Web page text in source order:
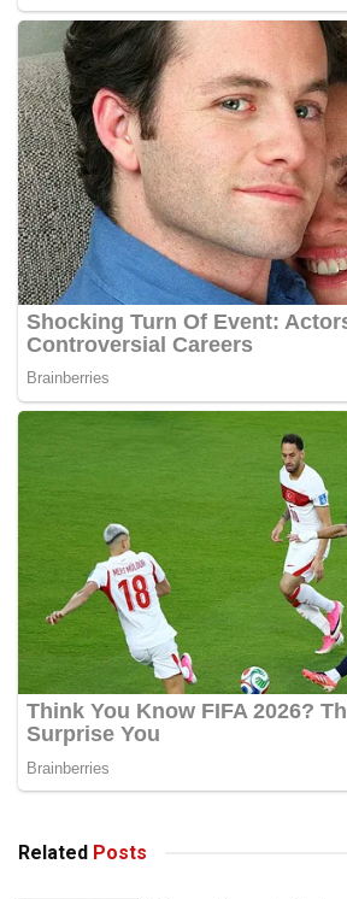
“Ini termasuk usaha mengenal pasti
dan pelaksanaan undang-undang
berkesan dan cekap bagi
rakyat,” katanya.
Ismail Sabri menambah, pengenalan
secara sekali terus atas laba luar
wabak, boleh dimanfaatkan untuk
berdaya tahan.
Begitu juga pelaksanaan Nombor
Sijil Pematuhan Cukai dijangka
dan akauntabiliti pengumpulan hasil
peniaga.
Akta Tanggungjawab Fiskal yang
kerajaan juga antara strategi hasil
LHDN sejajar amalan global terbaik
penggunaan data raya.
Pendekatan sesuai, mesra pelanggan
elemen didikan tegasnya, harus
warga kerja LHDN untuk
lebih positif.
-Utusan Online
Related Posts